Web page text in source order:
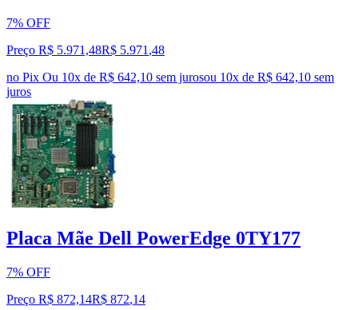
7% OFF
Preço R$ 5.971,48R$ 5.971 ,48
no Pix Ou 10x de R$ 642,10 sem jurosou 10x de R$ 642,10 sem
juros
Placa Mãe Dell PowerEdge 0TY177
7% OFF
Preço R$ 872,14R$ 872,14